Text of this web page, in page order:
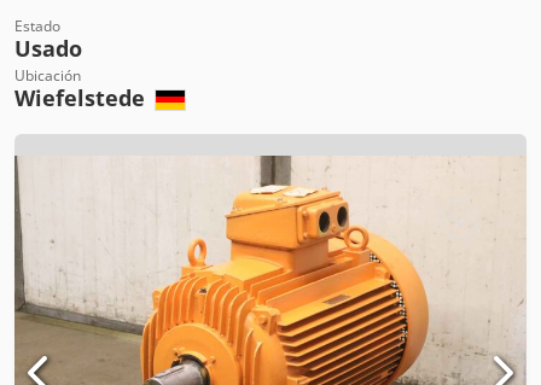
Estado
Usado
Ubicación
Wiefelstede